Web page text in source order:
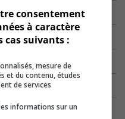
consentement
à caractère
cas suivants :
mesure de
et du contenu, études
de services
informations sur un